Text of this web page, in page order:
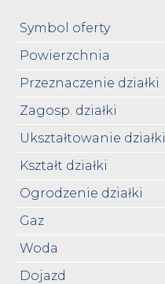
Symbol oferty
Powierzchnia
Przeznaczenie działki
Zagosp. działki
Ukształtowanie działki
Kształt działki
Ogrodzenie działki
Gaz
Woda
Dojazd